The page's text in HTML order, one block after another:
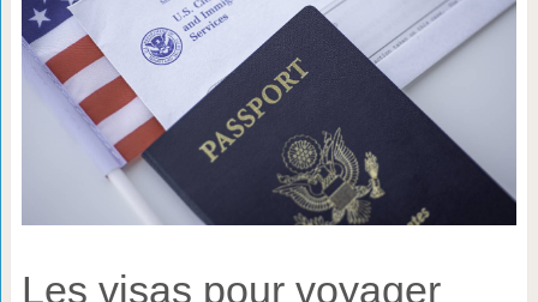
Les visas pour voyager